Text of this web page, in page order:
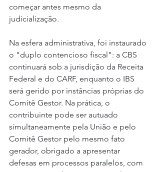
começar antes mesmo da
judicialização.
Na esfera administrativa, foi instaurado
o "duplo contencioso fiscal": a CBS
continuará sob a jurisdição da Receita
Federal e do CARF, enquanto o IBS
será gerido por instâncias próprias do
Comitê Gestor. Na prática, o
contribuinte pode ser autuado
simultaneamente pela União e pelo
Comitê Gestor pelo mesmo fato
gerador, obrigado a apresentar
defesas em processos paralelos, com